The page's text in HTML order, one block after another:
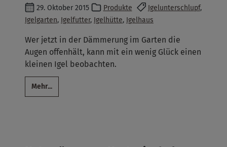
29. Oktober 2015 Produkte Igelunterschlupf,
Igelgarten, Igelfutter, Igelhütte, Igelhaus
Wer jetzt in der Dämmerung im Garten die
Augen offenhält, kann mit ein wenig Glück einen
kleinen Igel beobachten.
Mehr...